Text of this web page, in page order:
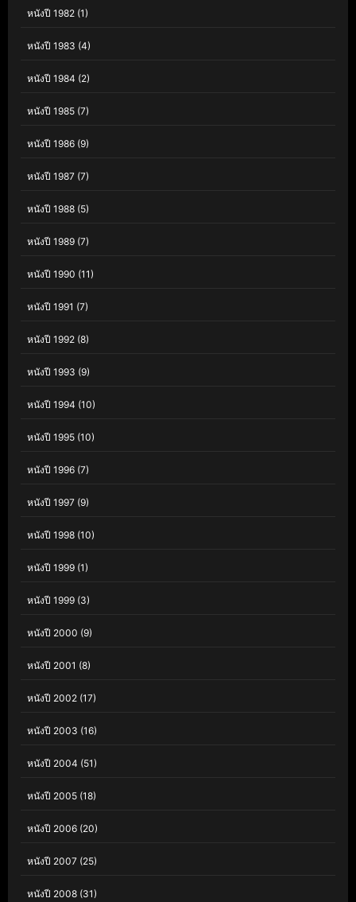
หนังปี 1982 (1)
หนังปี 1983 (4)
หนังปี 1984 (2)
หนังปี 1985 (7)
หนังปี 1986 (9)
หนังปี 1987 (7)
หนังปี 1988 (5)
หนังปี 1989 (7)
หนังปี 1990 (11)
หนังปี 1991 (7)
หนังปี 1992 (8)
หนังปี 1993 (9)
หนังปี 1994 (10)
หนังปี 1995 (10)
หนังปี 1996 (7)
หนังปี 1997 (9)
หนังปี 1998 (10)
หนังปี 1999 (1)
หนังปี 1999 (3)
หนังปี 2000 (9)
หนังปี 2001 (8)
หนังปี 2002 (17)
หนังปี 2003 (16)
หนังปี 2004 (51)
หนังปี 2005 (18)
หนังปี 2006 (20)
หนังปี 2007 (25)
หนังปี 2008 (31)